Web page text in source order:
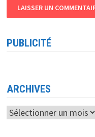
PUBLICITÉ
ARCHIVES
Archives